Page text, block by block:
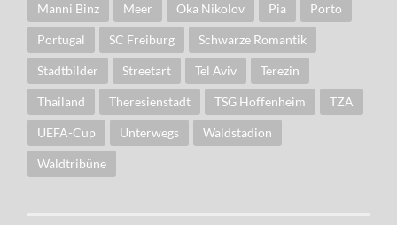
Manni Binz Meer Oka Nikolov Pia Porto
Portugal SC Freiburg Schwarze Romantik
Stadtbilder Streetart Tel Aviv Terezin
Thailand Theresienstadt TSG Hoffenheim TZA
UEFA-Cup Unterwegs Waldstadion
Waldtribüne